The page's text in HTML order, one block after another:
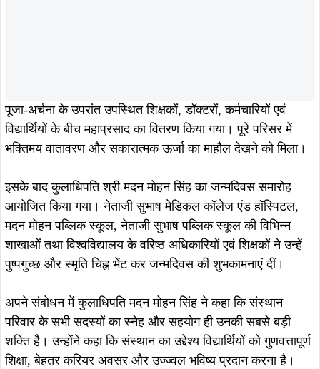
पूजा-अर्चना के उपरांत उपस्थित शिक्षकों, डॉक्टरों, कर्मचारियों एवं
विद्यार्थियों के बीच महाप्रसाद का वितरण किया गया। पूरे परिसर में
भक्तिमय वातावरण और सकारात्मक ऊर्जा का माहौल देखने को मिला।
इसके बाद कुलाधिपति श्री मदन मोहन सिंह का जन्मदिवस समारोह
आयोजित किया गया। नेताजी सुभाष मेडिकल कॉलेज एंड हॉस्पिटल,
मदन मोहन पब्लिक स्कूल, नेताजी सुभाष पब्लिक स्कूल की विभिन्न
शाखाओं तथा विश्वविद्यालय के वरिष्ठ अधिकारियों एवं शिक्षकों ने उन्हें
पुष्पगुच्छ और स्मृति चिह्न भेंट कर जन्मदिवस की शुभकामनाएं दीं।
अपने संबोधन में कुलाधिपति मदन मोहन सिंह ने कहा कि संस्थान
परिवार के सभी सदस्यों का स्नेह और सहयोग ही उनकी सबसे बड़ी
शक्ति है। उन्होंने कहा कि संस्थान का उद्देश्य विद्यार्थियों को गुणवत्तापूर्ण
शिक्षा, बेहतर करियर अवसर और उज्ज्वल भविष्य प्रदान करना है।